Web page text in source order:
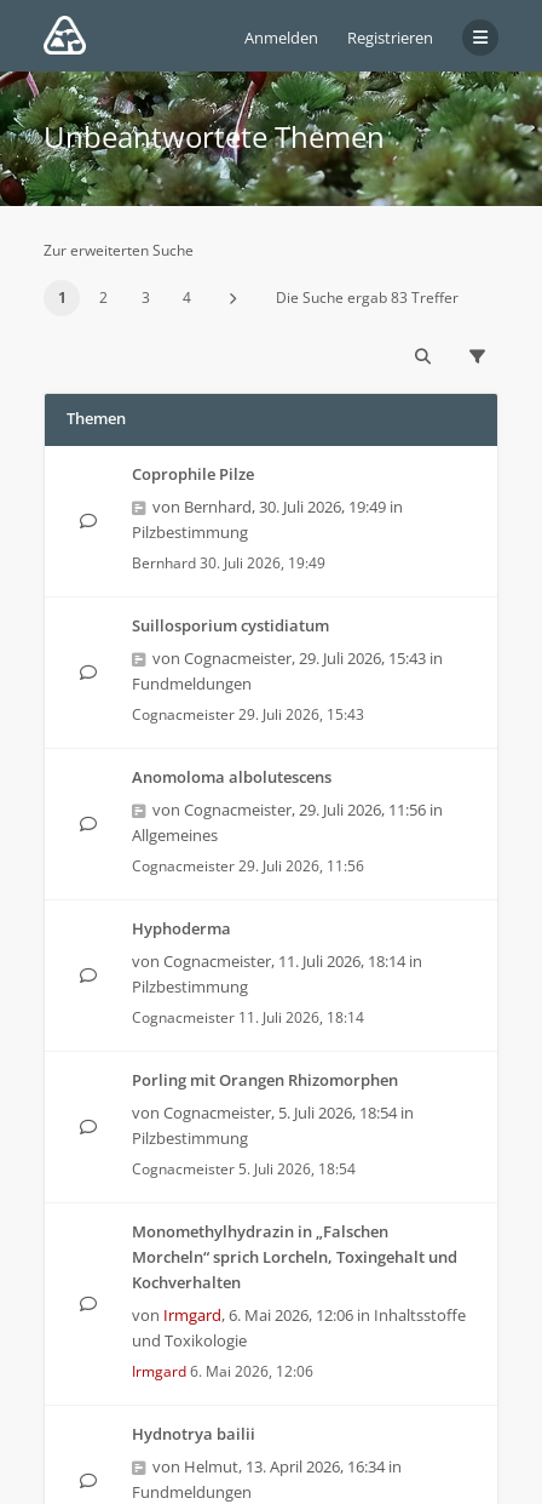
Anmelden Registrieren
Unbeantwortete Themen
Zur erweiterten Suche
1 2 3 4 Die Suche ergab 83 Treffer
Themen
Coprophile Pilze
von Bernhard,30. Juli 2026, 19:49 in
Pilzbestimmung
Bernhard30. Juli 2026, 19:49
Suillosporium cystidiatum
von Cognacmeister,29. Juli 2026, 15:43 in
Fundmeldungen
Cognacmeister29. Juli 2026, 15:43
Anomoloma albolutescens
von Cognacmeister,29. Juli 2026, 11:56 in
Allgemeines
Cognacmeister29. Juli 2026, 11:56
Hyphoderma
von Cognacmeister, 11. Juli 2026, 18:14in
Pilzbestimmung
Cognacmeister 11. Juli 2026, 18:14
Porling mit Orangen Rhizomorphen
von Cognacmeister, 5. Juli 2026, 18:54in
Pilzbestimmung
Cognacmeister 5. Juli 2026, 18:54
Monomethylhydrazin in „Falschen
Morcheln“ sprich Lorcheln, Toxingehalt und
Kochverhalten
von Irmgard,6. Mai 2026, 12:06 in Inhaltsstoffe
und Toxikologie
Irmgard6. Mai 2026, 12:06
Hydnotrya bailii
von Helmut, 13. April 2026, 16:34in
Fundmeldungen